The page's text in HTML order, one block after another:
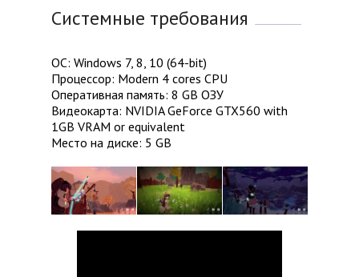
Системные требования
ОС: Windows 7, 8, 10 (64-bit)
Процессор: Modern 4 cores CPU
Оперативная память: 8 GB ОЗУ
Видеокарта: NVIDIA GeForce GTX560 with
1GB VRAM or equivalent
Место на диске: 5 GB